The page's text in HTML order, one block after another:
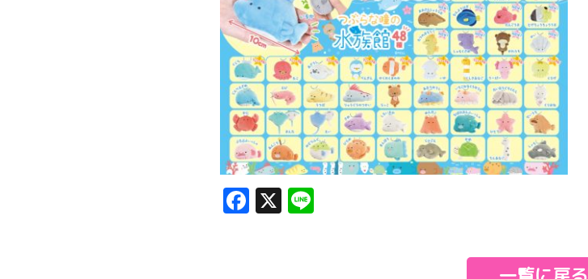
Facebook
X